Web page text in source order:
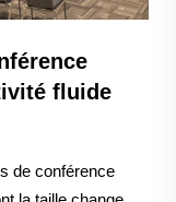
fluide
de conférence